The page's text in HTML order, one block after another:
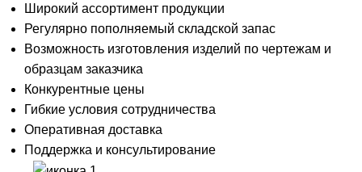
Широкий ассортимент продукции
Регулярно пополняемый складской запас
Возможность изготовления изделий по чертежам и
образцам заказчика
Конкурентные цены
Гибкие условия сотрудничества
Оперативная доставка
Поддержка и консультирование